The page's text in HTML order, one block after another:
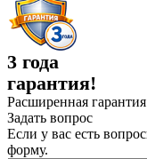
3 года
гарантия!
Расширенная
Задать вопрос
Если у вас есть
форму.